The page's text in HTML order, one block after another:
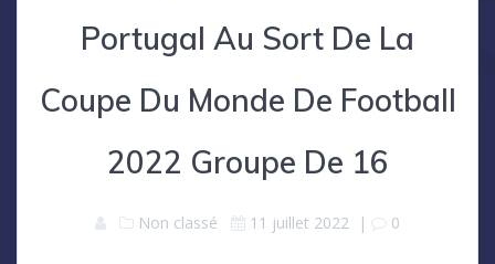
Portugal Au Sort De La
Coupe Du Monde De Football
2022 Groupe De 16
Non classé 11 juillet 2022 | 0